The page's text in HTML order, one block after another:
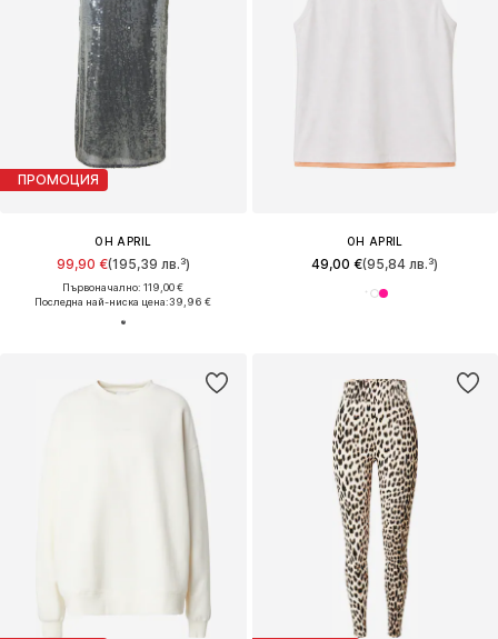
ПРОМОЦИЯ
OH APRIL
99,90 €(195,39 лв.³)
Първоначално: 119,00 €
Последна най-ниска цена:39,96 €
OH APRIL
49,00 €(95,84 лв.³)